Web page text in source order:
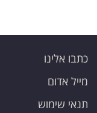
כתבו אלינו
מייל אדום
תנאי שימוש